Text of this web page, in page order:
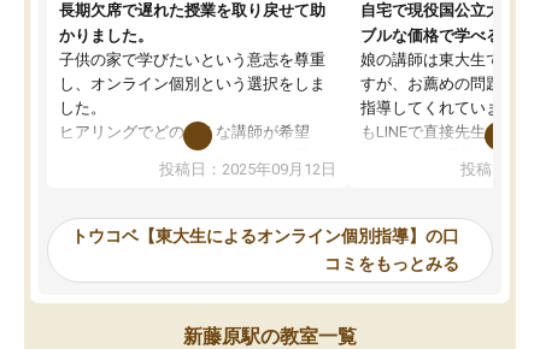
長期欠席で遅れた授業を取り戻せて助
かりました。
子供の家で学びたいという意志を尊重
し、オンライン個別という選択をしま
した。
ヒアリングでどのような講師が希望
か、オプションは付帯するかなど選ぶ
事が出来ました。
ーティングを行い、その講師で良いか
見てから講師を決定する事ができま
す。
うちの子は、初回面談の講師の方で決
投稿日：2025年09月12日
自宅で現役国公立大学生
ブルな価格で学べる
娘の講師は東大生では無
すが、お薦めの問題集や
指導してくれています。
もLINEで直接先生に質問
めれるので、個人に合
いなのがあり(有料)、受
ことをどんなスケジュー
くか相談したのですが、
ち期待したものではなく
投稿日：
トウコベ【東大生によるオンライン個別指導】の口
コミをもっとみる
新藤原駅の教室一覧